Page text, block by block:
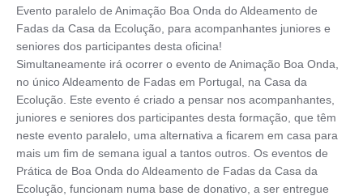
Evento paralelo de Animação Boa Onda do Aldeamento de
Fadas da Casa da Ecolução, para acompanhantes juniores e
seniores dos participantes desta oficina!
Simultaneamente irá ocorrer o evento de Animação Boa Onda,
no único Aldeamento de Fadas em Portugal, na Casa da
Ecolução. Este evento é criado a pensar nos acompanhantes,
juniores e seniores dos participantes desta formação, que têm
neste evento paralelo, uma alternativa a ficarem em casa para
mais um fim de semana igual a tantos outros. Os eventos de
Prática de Boa Onda do Aldeamento de Fadas da Casa da
Ecolução, funcionam numa base de donativo, a ser entregue